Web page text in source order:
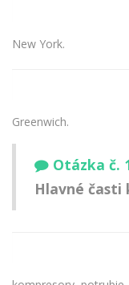
New York.
Greenwich.
Otázka č.
Hlavné časti